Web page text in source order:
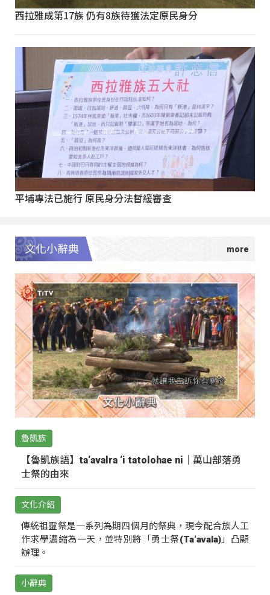
西拉雅成第17族 仍有8族待獲法定原民身分
平埔專法已施行 原民身分法暫緩審查
文化小辭典
魯凱族
【魯凱族語】ta‘avalra ‘i tatolohae ni｜萬山部落勇
士祭的由來
文化介紹
傳統祖靈祭是一系列為期四個月的祭典，現今配合族人工
作求學濃縮為一天，並特別將「勇士祭(Ta‘avala)」凸顯
辦理。
小辭典